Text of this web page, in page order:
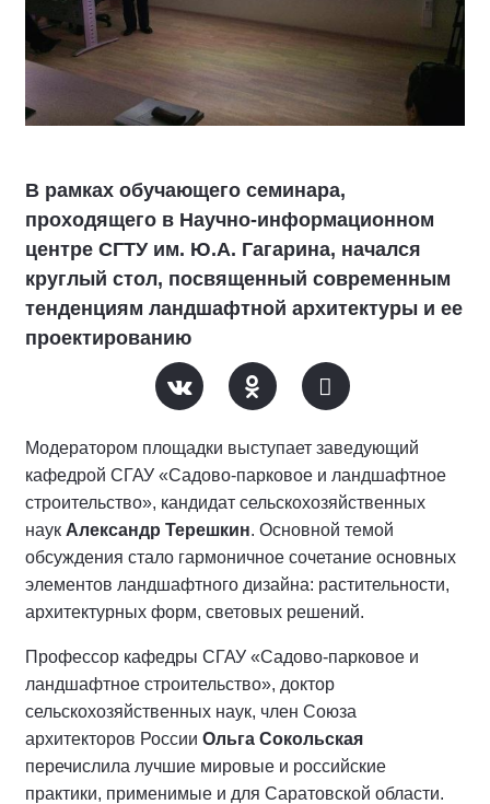
В рамках обучающего семинара,
проходящего в Научно-информационном
центре СГТУ им. Ю.А. Гагарина, начался
круглый стол, посвященный современным
тенденциям ландшафтной архитектуры и ее
проектированию
Модератором площадки выступает заведующий
кафедрой СГАУ «Садово-парковое и ландшафтное
строительство», кандидат сельскохозяйственных
наук Александр Терешкин. Основной темой
обсуждения стало гармоничное сочетание основных
элементов ландшафтного дизайна: растительности,
архитектурных форм, световых решений.
Профессор кафедры СГАУ «Садово-парковое и
ландшафтное строительство», доктор
сельскохозяйственных наук, член Союза
архитекторов России Ольга Сокольская
перечислила лучшие мировые и российские
практики, применимые и для Саратовской области.